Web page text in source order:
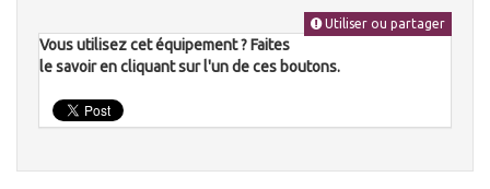
Utiliser ou partager
Vous utilisez cet équipement ? Faites
le savoir en cliquant sur l'un de ces boutons.